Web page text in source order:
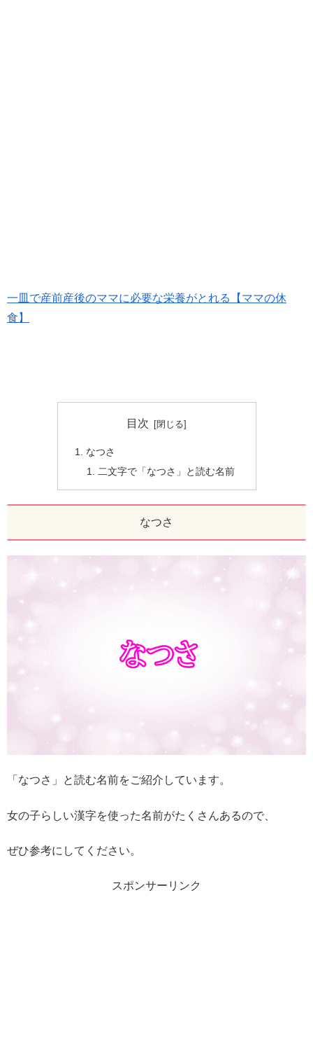
一皿で産前産後のママに必要な栄養がとれる【ママの休
食】
目次
なつさ
二文字で「なつさ」と読む名前
なつさ
「なつさ」と読む名前をご紹介しています。
女の子らしい漢字を使った名前がたくさんあるので、
ぜひ参考にしてください。
スポンサーリンク